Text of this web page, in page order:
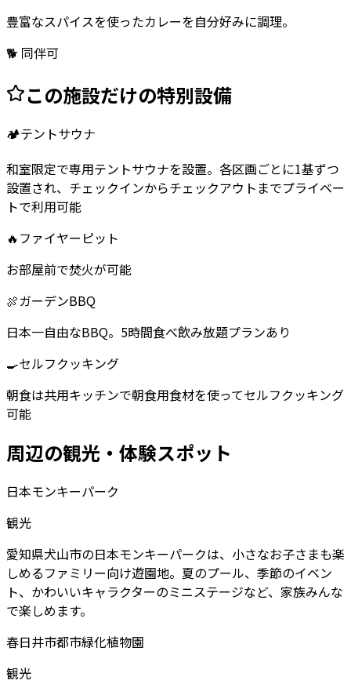
豊富なスパイスを使ったカレーを自分好みに調理。
🐕 同伴可
この施設だけの特別設備
🏕️テントサウナ
和室限定で専用テントサウナを設置。各区画ごとに1基ずつ
設置され、チェックインからチェックアウトまでプライベー
トで利用可能
🔥 ファイヤーピット
お部屋前で焚火が可能
🍖ガーデンBBQ
日本一自由なBBQ。5時間食べ飲み放題プランあり
🍳セルフクッキング
朝食は共用キッチンで朝食用食材を使ってセルフクッキング
可能
周辺の観光・体験スポット
日本モンキーパーク
観光
愛知県犬山市の日本モンキーパークは、小さなお子さまも楽
しめるファミリー向け遊園地。夏のプール、季節のイベン
ト、かわいいキャラクターのミニステージなど、家族みんな
で楽しめます。
春日井市都市緑化植物園
観光